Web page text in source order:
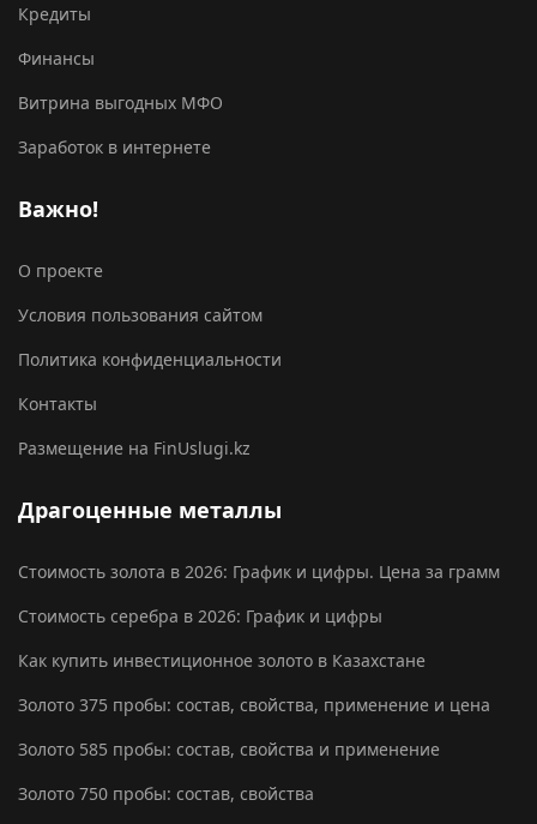
Кредиты
Финансы
Витрина выгодных МФО
Заработок в интернете
Важно!
О проекте
Условия пользования сайтом
Политика конфиденциальности
Контакты
Размещение на FinUslugi.kz
Драгоценные металлы
Стоимость золота в 2026: График и цифры. Цена за грамм
Стоимость серебра в 2026: График и цифры
Как купить инвестиционное золото в Казахстане
Золото 375 пробы: состав, свойства, применение и цена
Золото 585 пробы: состав, свойства и применение
Золото 750 пробы: состав, свойства